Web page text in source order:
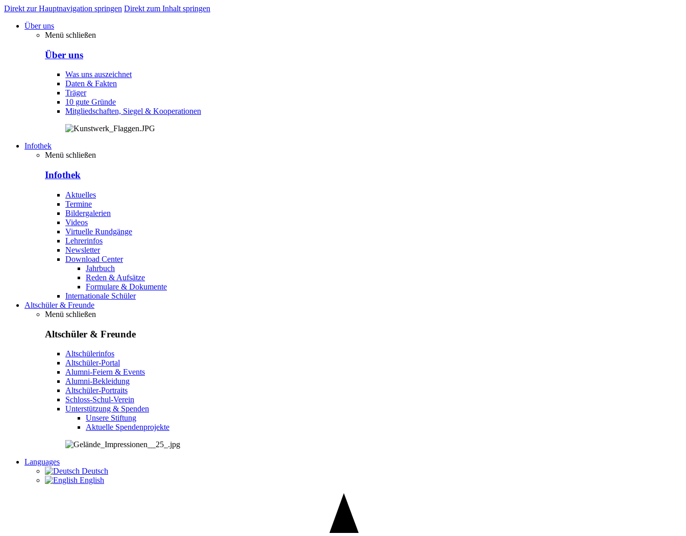
Direkt zur Hauptnavigation springen Direkt zum Inhalt springen
Über uns
Menü schließen
Über uns
Was uns auszeichnet
Daten & Fakten
Träger
10 gute Gründe
Mitgliedschaften, Siegel & Kooperationen
Infothek
Menü schließen
Infothek
Aktuelles
Termine
Bildergalerien
Videos
Virtuelle Rundgänge
Lehrerinfos
Newsletter
Download Center
Jahrbuch
Reden & Aufsätze
Formulare & Dokumente
Internationale Schüler
Altschüler & Freunde
Menü schließen
Altschüler & Freunde
Altschülerinfos
Altschüler-Portal
Alumni-Feiern & Events
Alumni-Bekleidung
Altschüler-Portraits
Schloss-Schul-Verein
Unterstützung & Spenden
Unsere Stiftung
Aktuelle Spendenprojekte
Languages
Deutsch
English